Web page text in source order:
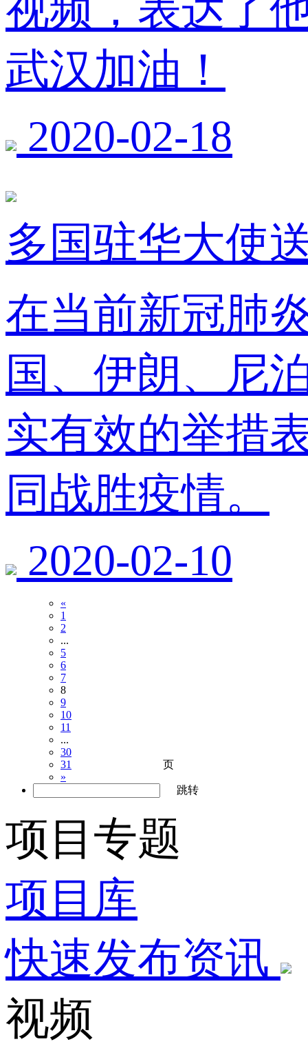
视频，表达了
武汉加油！
2020-02-18
多国驻华大使
在当前新冠肺
国、伊朗、尼
实有效的举措
同战胜疫情。
2020-02-10
«
1
2
...
5
6
7
8
9
10
11
...
30
31
»
页
跳转
项目专题
项目库
快速发布资讯
视频